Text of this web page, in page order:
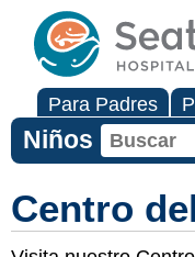
Para Padres
Niños
Centro